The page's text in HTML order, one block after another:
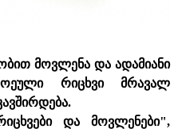
მოვლენა და ადამიანი
რიცხვი მრავალ
და მოვლენები",